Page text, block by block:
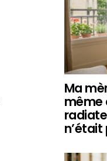
Ma
même